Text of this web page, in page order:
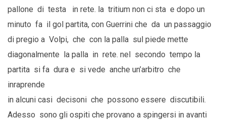
pallone di testa in rete. la tritium non ci sta e dopo un
minuto fa il gol partita, con Guerrini che da un passaggio
di pregio a Volpi, che con la palla sul piede mette
diagonalmente la palla in rete. nel secondo tempo la
partita si fa dura e si vede anche un’arbitro che
inraprende
in alcuni casi decisoni che possono essere discutibili.
Adesso sono gli ospiti che provano a spingersi in avanti